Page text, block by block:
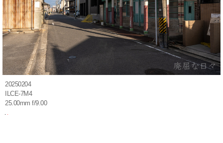
20250204
ILCE-7M4
25.00mm f/9.00